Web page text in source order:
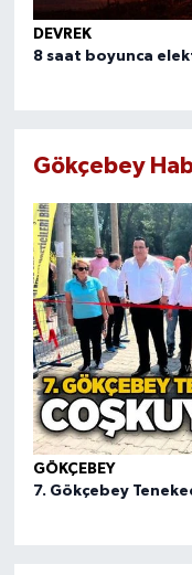
DEVREK
8 saat boyunca
Gökçebey
GÖKÇEBEY
7. Gökçebey